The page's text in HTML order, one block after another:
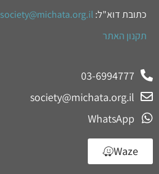
כתובת דוא"ל: society@michata.org.il
תקנון האתר
03-6994777
society@michata.org.il
WhatsApp
Waze